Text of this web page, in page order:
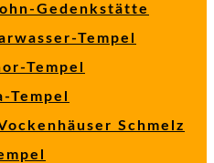
Gedenkstätte
Tempel
Tempel
Tempel
Schmelz